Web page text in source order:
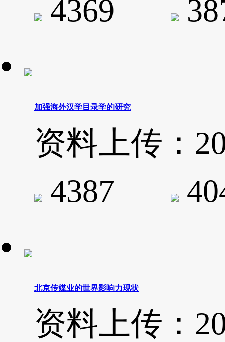
4369
加强海外汉学目录学的研究
资料上传：
4387
北京传媒业的世界影响力现状
资料上传：